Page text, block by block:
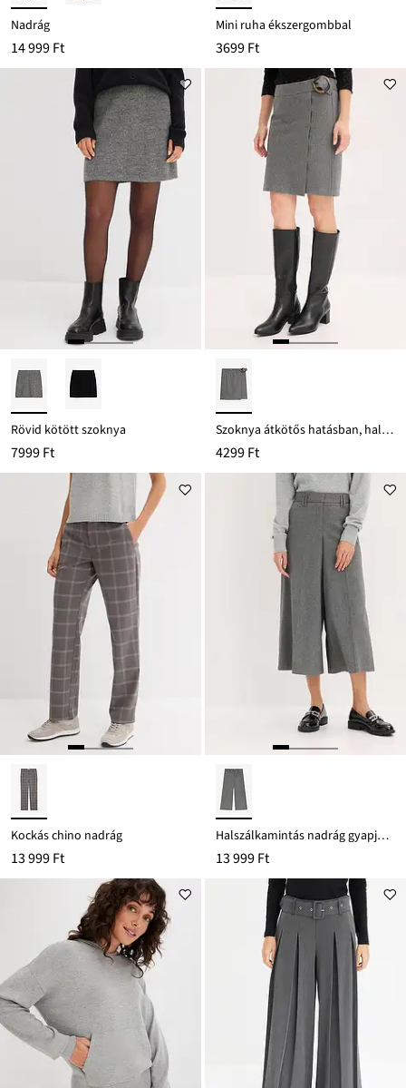
Nadrág
14 999 Ft
Mini ruha ékszergombbal
3699 Ft
Rövid kötött szoknya
7999 Ft
Szoknya átkötős hatásban, halszálkás mintázattal
4299 Ft
Kockás chino nadrág
13 999 Ft
Halszálkamintás nadrág gyapjú hatású anyagból
13 999 Ft